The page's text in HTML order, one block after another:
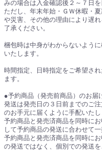
みの場合は入金確認後２～７日を
ただし、年末年始・ＧＷ休暇・
や災害、その他の理由により遅
了承ください。
梱包時は中身がわからないよう
いたします。
時間指定、日時指定をご希望さ
ます。
●予約商品（発売前商品）のお届
発送は発売日の３日前までのご
のお手元に届くように手配いたし
予約商品と発売済商品を同時に
して予約商品の発送に合わせて
予約商品と発売済商品を同時に
の発送ではなく、個別での発送